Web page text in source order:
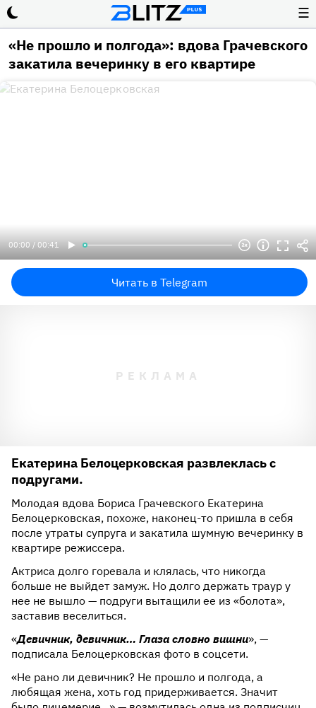
☰
«Не прошло и полгода»: вдова Грачевского
закатила вечеринку в его квартире
00:00 / 00:41
Читать в Telegram
Екатерина Белоцерковская развлеклась с
подругами.
Молодая вдова Бориса Грачевского Екатерина
Белоцерковская, похоже, наконец-то пришла в себя
после утраты супруга и закатила шумную вечеринку в
квартире режиссера.
Актриса долго горевала и клялась, что никогда
больше не выйдет замуж. Но долго держать траур у
нее не вышло — подруги вытащили ее из «болота»,
заставив веселиться.
«Девичник, девичник… Глаза словно вишни», —
подписала Белоцерковская фото в соцсети.
«Не рано ли девичник? Не прошло и полгода, а
любящая жена, хоть год придерживается. Значит